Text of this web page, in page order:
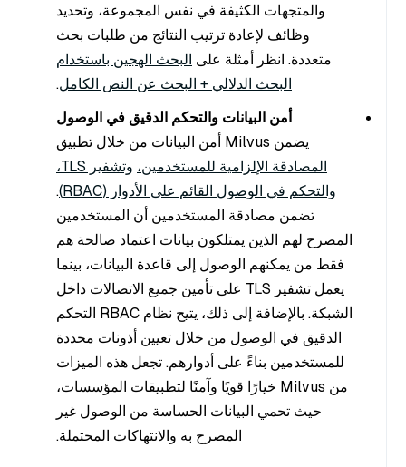
والمتجهات الكثيفة في نفس المجموعة، وتحديد
وظائف لإعادة ترتيب النتائج من طلبات بحث
متعددة. انظر أمثلة على البحث الهجين باستخدام
البحث الدلالي + البحث عن النص الكامل.
أمن البيانات والتحكم الدقيق في الوصول
يضمن Milvus أمن البيانات من خلال تطبيق
المصادقة الإلزامية للمستخدمين، وتشفير TLS،
والتحكم في الوصول القائم على الأدوار (RBAC)
.
تضمن مصادقة المستخدمين أن المستخدمين
المصرح لهم الذين يمتلكون بيانات اعتماد صالحة هم
فقط من يمكنهم الوصول إلى قاعدة البيانات، بينما
يعمل تشفير TLS على تأمين جميع الاتصالات داخل
الشبكة. بالإضافة إلى ذلك، يتيح نظام RBAC التحكم
الدقيق في الوصول من خلال تعيين أذونات محددة
للمستخدمين بناءً على أدوارهم. تجعل هذه الميزات
من Milvus خيارًا قويًا وآمنًا لتطبيقات المؤسسات،
حيث تحمي البيانات الحساسة من الوصول غير
المصرح به والانتهاكات المحتملة.